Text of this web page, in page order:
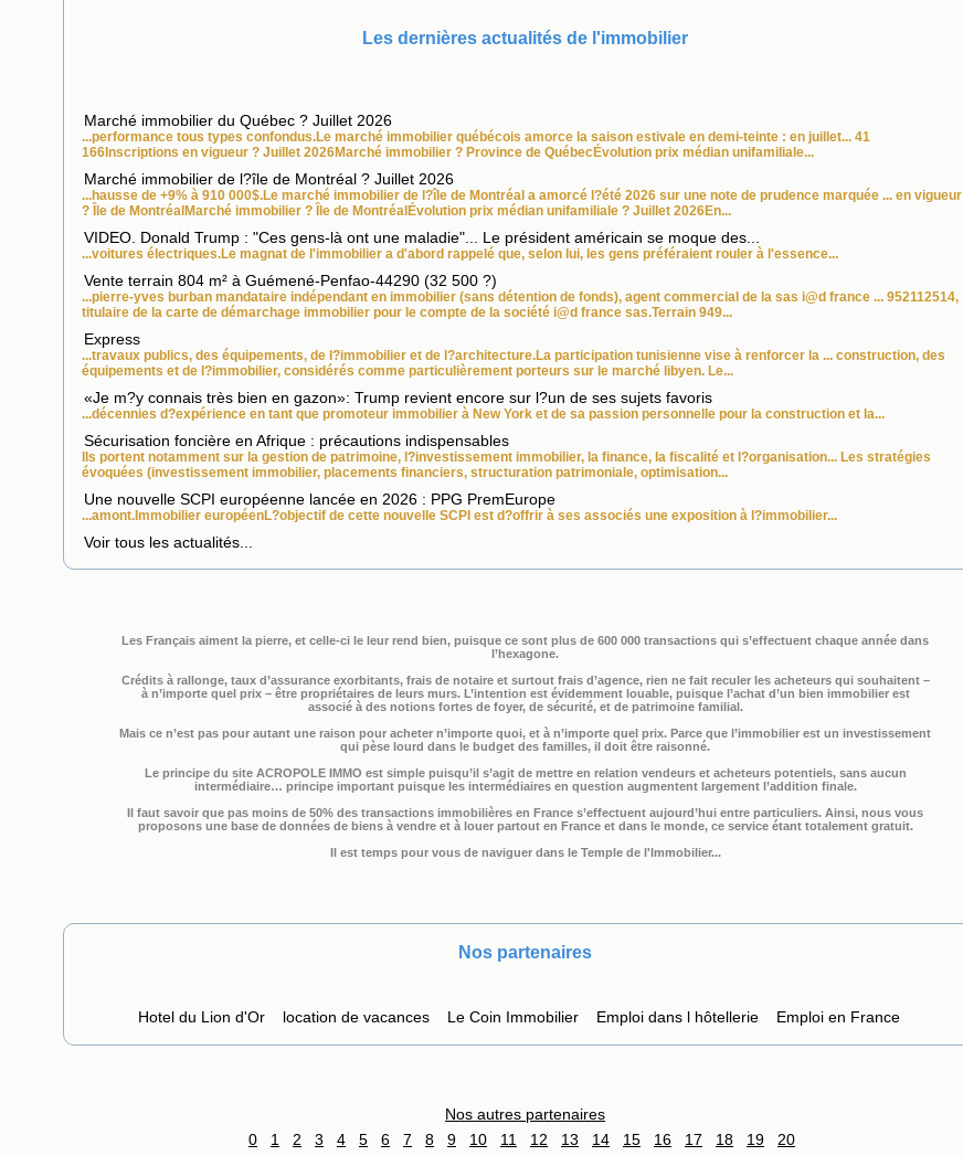
Les dernières actualités de l'immobilier
Marché immobilier du Québec ? Juillet 2026
...performance tous types confondus.Le marché immobilier québécois amorce la saison estivale en demi-teinte : en juillet... 41
166Inscriptions en vigueur ? Juillet 2026Marché immobilier ? Province de QuébecÉvolution prix médian unifamiliale...
Marché immobilier de l?île de Montréal ? Juillet 2026
...hausse de +9% à 910 000$.Le marché immobilier de l?île de Montréal a amorcé l?été 2026 sur une note de prudence marquée ... en vigueur
? Île de MontréalMarché immobilier ? Île de MontréalÉvolution prix médian unifamiliale ? Juillet 2026En...
VIDEO. Donald Trump : "Ces gens-là ont une maladie"... Le président américain se moque des...
...voitures électriques.Le magnat de l'immobilier a d'abord rappelé que, selon lui, les gens préféraient rouler à l'essence...
Vente terrain 804 m² à Guémené-Penfao-44290 (32 500 ?)
...pierre-yves burban mandataire indépendant en immobilier (sans détention de fonds), agent commercial de la sas i@d france ... 952112514,
titulaire de la carte de démarchage immobilier pour le compte de la société i@d france sas.Terrain 949...
Express
...travaux publics, des équipements, de l?immobilier et de l?architecture.La participation tunisienne vise à renforcer la ... construction, des
équipements et de l?immobilier, considérés comme particulièrement porteurs sur le marché libyen. Le...
«Je m?y connais très bien en gazon»: Trump revient encore sur l?un de ses sujets favoris
...décennies d?expérience en tant que promoteur immobilier à New York et de sa passion personnelle pour la construction et la...
Sécurisation foncière en Afrique : précautions indispensables
Ils portent notamment sur la gestion de patrimoine, l?investissement immobilier, la finance, la fiscalité et l?organisation... Les stratégies
évoquées (investissement immobilier, placements financiers, structuration patrimoniale, optimisation...
Une nouvelle SCPI européenne lancée en 2026 : PPG PremEurope
...amont. Immobilier européenL?objectif de cette nouvelle SCPI est d?offrir à ses associés une exposition à l?immobilier...
Voir tous les actualités...
Les Français aiment la pierre, et celle-ci le leur rend bien, puisque ce sont plus de 600 000 transactions qui s’effectuent chaque année dans
l’hexagone.
Crédits à rallonge, taux d’assurance exorbitants, frais de notaire et surtout frais d’agence, rien ne fait reculer les acheteurs qui souhaitent –
à n’importe quel prix – être propriétaires de leurs murs. L’intention est évidemment louable, puisque l’achat d’un bien immobilier est
associé à des notions fortes de foyer, de sécurité, et de patrimoine familial.
Mais ce n’est pas pour autant une raison pour acheter n’importe quoi, et à n’importe quel prix. Parce que l’immobilier est un investissement
qui pèse lourd dans le budget des familles, il doit être raisonné.
Le principe du site ACROPOLE IMMO est simple puisqu’il s’agit de mettre en relation vendeurs et acheteurs potentiels, sans aucun
intermédiaire… principe important puisque les intermédiaires en question augmentent largement l’addition finale.
Il faut savoir que pas moins de 50% des transactions immobilières en France s’effectuent aujourd’hui entre particuliers. Ainsi, nous vous
proposons une base de données de biens à vendre et à louer partout en France et dans le monde, ce service étant totalement gratuit.
Il est temps pour vous de naviguer dans le Temple de l'Immobilier...
Nos partenaires
Hotel du Lion d'Or location de vacances Le Coin Immobilier Emploi dans l hôtellerie Emploi en France
Nos autres partenaires
0
1 2 3 4 5 6 7 8 9 10 11 12 13 14 15 16 17 18 19 20